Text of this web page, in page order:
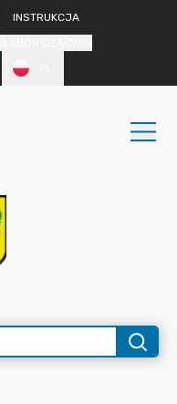
INSTRUKCJA